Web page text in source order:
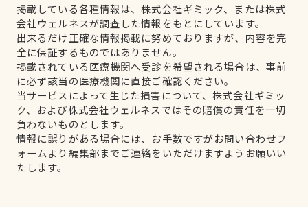
掲載している各種情報は、株式会社ギミック、または株式
会社ウェルネスが調査した情報をもとにしています。
出来るだけ正確な情報掲載に努めておりますが、内容を完
全に保証するものではありません。
掲載されている医療機関へ受診を希望される場合は、事前
に必ず該当の医療機関に直接ご確認ください。
当サービスによって生じた損害について、株式会社ギミッ
ク、および株式会社ウェルネスではその賠償の責任を一切
負わないものとします。
情報に誤りがある場合には、お手数ですがお問い合わせフ
ォームより編集部までご連絡をいただけますようお願いい
たします。